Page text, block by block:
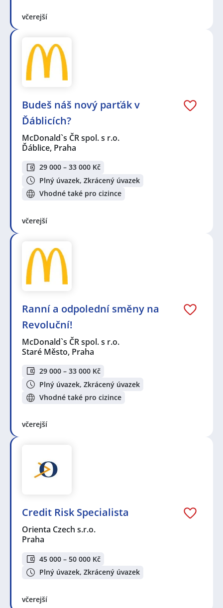
včerejší
Budeš náš nový parťák v
Ďáblicích?
McDonald`s ČR spol. s r.o.
Ďáblice, Praha
29 000 – 33 000 Kč
Plný úvazek, Zkrácený úvazek
Vhodné také pro cizince
včerejší
Ranní a odpolední směny na
Revoluční!
McDonald`s ČR spol. s r.o.
Staré Město, Praha
29 000 – 33 000 Kč
Plný úvazek, Zkrácený úvazek
Vhodné také pro cizince
včerejší
Credit Risk Specialista
Orienta Czech s.r.o.
Praha
45 000 – 50 000 Kč
Plný úvazek, Zkrácený úvazek
včerejší